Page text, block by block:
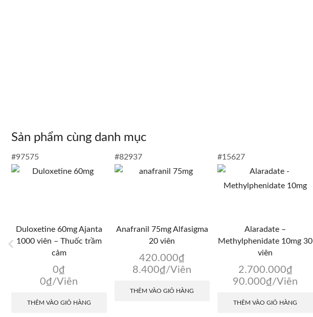
Sản phẩm cùng danh mục
#97575
Duloxetine 60mg Ajanta
1000 viên – Thuốc trầm
cảm
0₫
0₫/Viên
THÊM VÀO GIỎ HÀNG
#82937
Anafranil 75mg Alfasigma
20 viên
420.000₫
8.400₫/Viên
THÊM VÀO GIỎ HÀNG
#15627
Alaradate –
Methylphenidate 10mg 30
viên
2.700.000₫
90.000₫/Viên
THÊM VÀO GIỎ HÀNG